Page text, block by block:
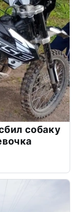
собаку